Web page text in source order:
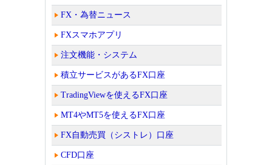
FX・為替ニュース
FXスマホアプリ
注文機能・システム
積立サービスがあるFX口座
TradingViewを使えるFX口座
MT4やMT5を使えるFX口座
FX自動売買（シストレ）口座
CFD口座